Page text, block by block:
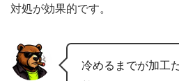
対処が効果的です。
冷めるまでが加工だ